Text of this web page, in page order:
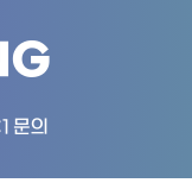
문의